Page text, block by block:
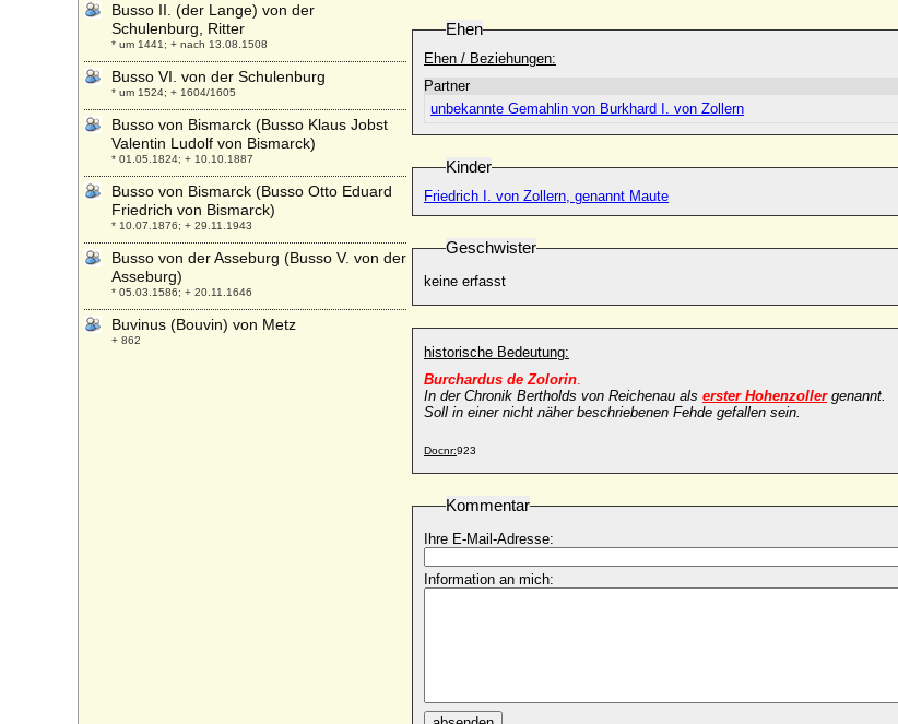
Ehen
Ehen / Beziehungen:
Partner
unbekannte Gemahlin von Burkhard I. von Zollern
Kinder
Friedrich I. von Zollern, genannt Maute
Geschwister
keine erfasst
historische Bedeutung:
Burchardus de Zolorin.
In der Chronik Bertholds von Reichenau als erster Hohenzollergenannt.
Soll in einer nicht näher beschriebenen Fehde gefallen sein.
Docnr:923
Kommentar
Ihre E-Mail-Adresse:
Information an mich:
Busso II. (der Lange) von der
Schulenburg, Ritter
* um 1441; + nach 13.08.1508
Busso VI. von der Schulenburg
* um 1524; + 1604/1605
Busso von Bismarck (Busso Klaus Jobst
Valentin Ludolf von Bismarck)
* 01.05.1824; + 10.10.1887
Busso von Bismarck (Busso Otto Eduard
Friedrich von Bismarck)
* 10.07.1876; + 29.11.1943
Busso von der Asseburg (Busso V. von der
Asseburg)
* 05.03.1586; + 20.11.1646
Buvinus (Bouvin) von Metz
+ 862